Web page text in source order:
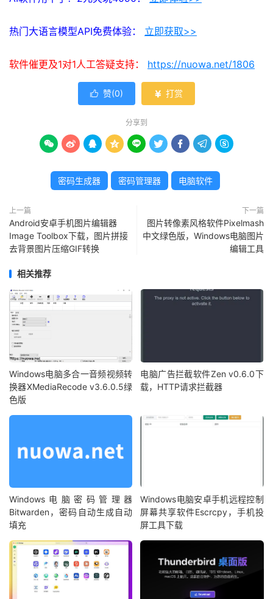
热门大语言模型API免费体验： 立即获取>>
软件催更及1对1人工答疑支持： https://nuowa.net/1806
 赞(0)  打赏
分享到
        
密码生成器 密码管理器 电脑软件
上一篇
Android安卓手机图片编辑器
Image Toolbox下载，图片拼接
去背景图片压缩GIF转换
下一篇
图片转像素风格软件Pixelmash
中文绿色版，Windows电脑图片
编辑工具
相关推荐
Windows电脑多合一音频视频转
换器XMediaRecode v3.6.0.5绿
色版
电脑广告拦截软件Zen v0.6.0下
载，HTTP请求拦截器
Windows电脑密码管理器
Bitwarden，密码自动生成自动
填充
Windows电脑安卓手机远程控制
屏幕共享软件Escrcpy，手机投
屏工具下载